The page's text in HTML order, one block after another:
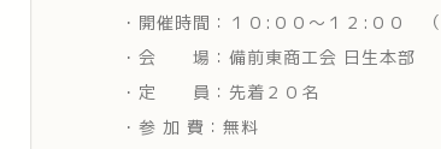
・開催時間：１０:００～１２:００
・会 場：備前東商工会 日生本部 （
・定 員：先着２０名
・参 加 費：無料